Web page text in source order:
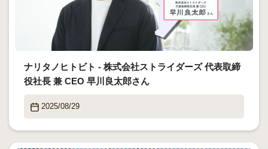
ナリタノヒトビト - 株式会社ストライダーズ 代表取締
役社長 兼 CEO 早川良太郎さん
2025/08/29